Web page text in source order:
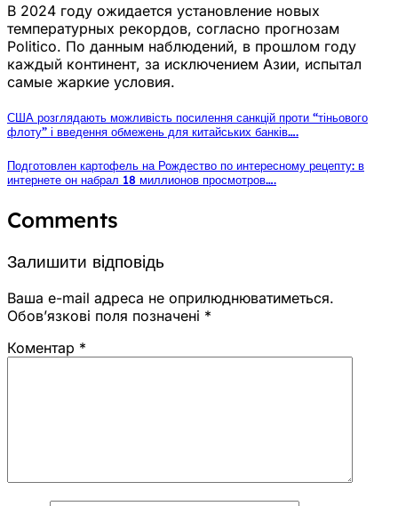
В 2024 году ожидается установление новых
температурных рекордов, согласно прогнозам
Politico. По данным наблюдений, в прошлом году
каждый континент, за исключением Азии, испытал
самые жаркие условия.
США розглядають можливість посилення санкцій проти “тіньового
флоту” і введення обмежень для китайських банків….
Подготовлен картофель на Рождество по интересному рецепту: в
интернете он набрал 18 миллионов просмотров….
Comments
Залишити відповідь
Ваша e-mail адреса не оприлюднюватиметься.
Обов’язкові поля позначені *
Коментар *